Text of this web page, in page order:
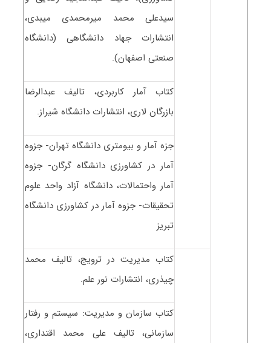
سیدعلی محمد میرمحمدی میبدی،
انتشارات جهاد دانشگاهی (دانشگاه
صنعتی اصفهان).
کتاب آمار کاربردی، تالیف عبدالرضا
بازرگان لاری، انتشارات دانشگاه شیراز.
جزه آمار و بیومتری دانشگاه تهران- جزوه
آمار در کشاورزی دانشگاه گرگان- جزوه
آمار واحتمالات، دانشگاه آزاد واحد علوم
تحقیقات- جزوه آمار در کشاورزی دانشگاه
تبریز
کتاب مدیریت در ترویج، تالیف محمد
چیذری، انتشارات نور علم.
کتاب سازمان و مدیریت: سیستم و رفتار
سازمانی، تالیف علی محمد اقتداری،